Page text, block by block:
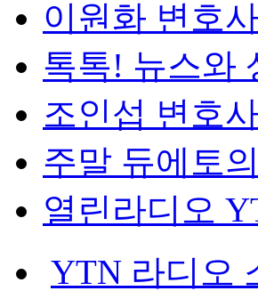
이원화 변호
톡톡! 뉴스와
조인섭 변호
주말 듀에토
열린라디오
YTN 라디오